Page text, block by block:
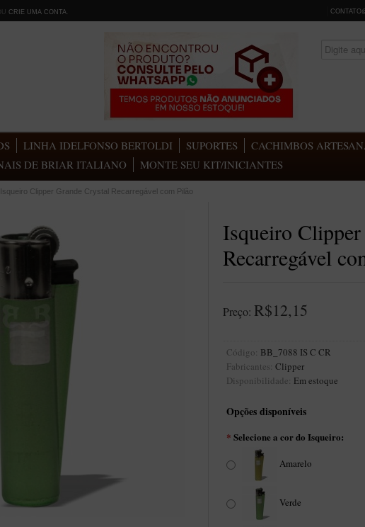
CRIE UMA CONTA.
LINHA IDELFONSO BERTOLDI SUPORTES
CACHIMBOS
DE BRIAR ITALIANO
MONTE SEU KIT/INICIANTES
Isqueiro Clipper Grande Crystal Recarregável com Pilão
Isqueiro
Recarregável
Preço: R$12,15
Código: BB_7088 IS C CR
Fabricantes: Clipper
Disponibilidade: Em estoque
Opções disponíveis
* Selecione a cor do Isqueiro:
Amarelo
Verde